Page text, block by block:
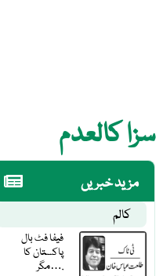
سزا کالعدم
مزید خبریں
کالم
فیفا فٹ بال
پاکستان کا
مگر….